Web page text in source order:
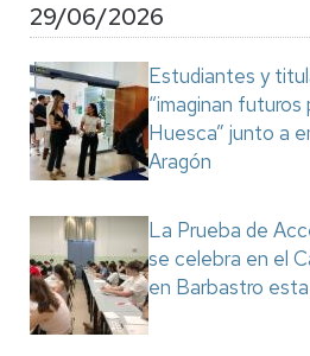
29/06/2026
Estudiantes y
“imaginan futuros
Huesca” junto a
Aragón
La Prueba de
se celebra en el
en Barbastro